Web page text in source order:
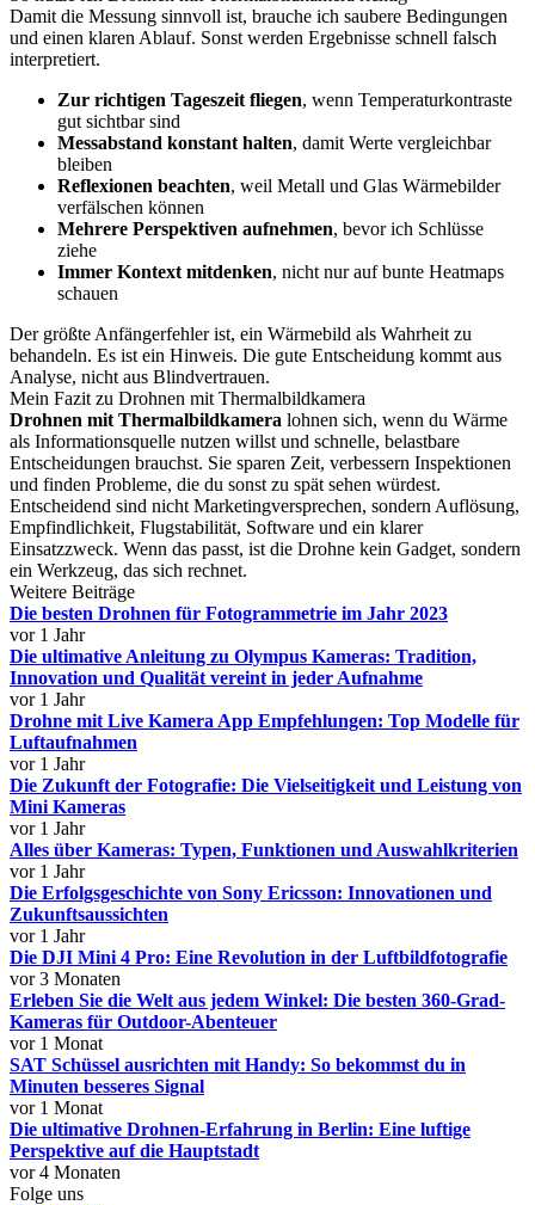
Damit die Messung sinnvoll ist, brauche ich saubere Bedingungen
und einen klaren Ablauf. Sonst werden Ergebnisse schnell falsch
interpretiert.
Zur richtigen Tageszeit fliegen, wenn Temperaturkontraste
gut sichtbar sind
Messabstand konstant halten, damit Werte vergleichbar
bleiben
Reflexionen beachten, weil Metall und Glas Wärmebilder
verfälschen können
Mehrere Perspektiven aufnehmen, bevor ich Schlüsse
ziehe
Immer Kontext mitdenken, nicht nur auf bunte Heatmaps
schauen
Der größte Anfängerfehler ist, ein Wärmebild als Wahrheit zu
behandeln. Es ist ein Hinweis. Die gute Entscheidung kommt aus
Analyse, nicht aus Blindvertrauen.
Mein Fazit zu Drohnen mit Thermalbildkamera
Drohnen mit Thermalbildkamera lohnen sich, wenn du Wärme
als Informationsquelle nutzen willst und schnelle, belastbare
Entscheidungen brauchst. Sie sparen Zeit, verbessern Inspektionen
und finden Probleme, die du sonst zu spät sehen würdest.
Entscheidend sind nicht Marketingversprechen, sondern Auflösung,
Empfindlichkeit, Flugstabilität, Software und ein klarer
Einsatzzweck. Wenn das passt, ist die Drohne kein Gadget, sondern
ein Werkzeug, das sich rechnet.
Weitere Beiträge
Die besten Drohnen für Fotogrammetrie im Jahr 2023
vor 1 Jahr
Die ultimative Anleitung zu Olympus Kameras: Tradition,
Innovation und Qualität vereint in jeder Aufnahme
vor 1 Jahr
Drohne mit Live Kamera App Empfehlungen: Top Modelle für
Luftaufnahmen
vor 1 Jahr
Die Zukunft der Fotografie: Die Vielseitigkeit und Leistung von
Mini Kameras
vor 1 Jahr
Alles über Kameras: Typen, Funktionen und Auswahlkriterien
vor 1 Jahr
Die Erfolgsgeschichte von Sony Ericsson: Innovationen und
Zukunftsaussichten
vor 1 Jahr
Die DJI Mini 4 Pro: Eine Revolution in der Luftbildfotografie
vor 3 Monaten
Erleben Sie die Welt aus jedem Winkel: Die besten 360-Grad-
Kameras für Outdoor-Abenteuer
vor 1 Monat
SAT Schüssel ausrichten mit Handy: So bekommst du in
Minuten besseres Signal
vor 1 Monat
Die ultimative Drohnen-Erfahrung in Berlin: Eine luftige
Perspektive auf die Hauptstadt
vor 4 Monaten
Folge uns